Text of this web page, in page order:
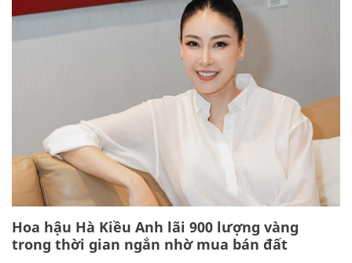
Hoa hậu Hà Kiều Anh lãi 900 lượng vàng
trong thời gian ngắn nhờ mua bán đất